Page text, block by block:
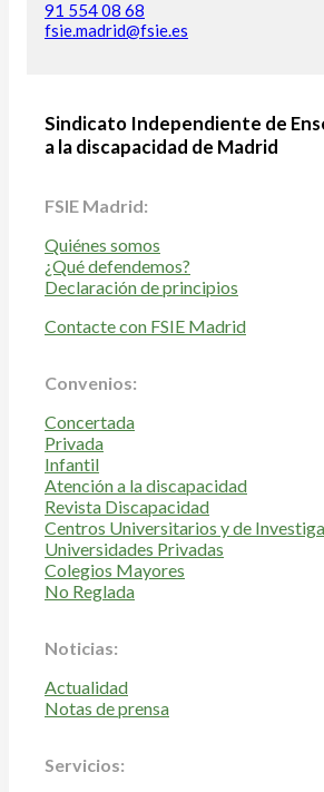
91 554 08 68
fsie.madrid@fsie.es
Sindicato Independiente de
a la discapacidad de Madrid
FSIE Madrid:
Quiénes somos
¿Qué defendemos?
Declaración de principios
Contacte con FSIE Madrid
Convenios:
Concertada
Privada
Infantil
Atención a la discapacidad
Revista Discapacidad
Centros Universitarios y de
Universidades Privadas
Colegios Mayores
No Reglada
Noticias:
Actualidad
Notas de prensa
Servicios: